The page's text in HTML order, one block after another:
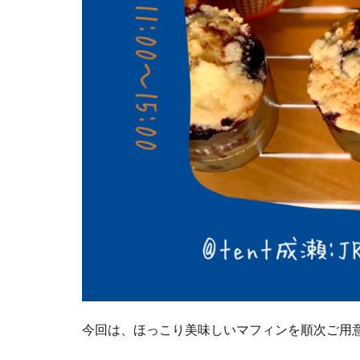
今回は、ほっこり美味しいマフィンを順次ご用